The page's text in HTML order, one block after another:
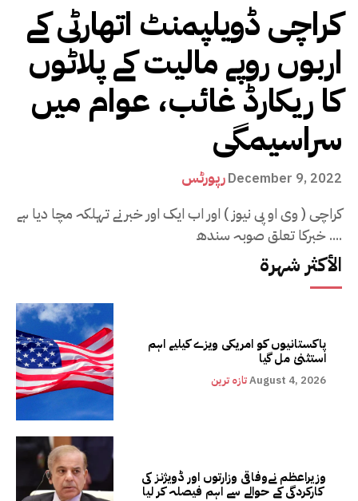
کراچی ڈویلپمنٹ اتھارٹی کے
اربوں روپے مالیت کے پلاٹوں
کا ریکارڈ غائب، عوام میں
سراسیمگی
رپورٹسDecember 9, 2022
کراچی ( وی او پی نیوز ) اور اب ایک اور خبر نے تہلکہ مچا دیا ہے
. خبرکا تعلق صوبہ سندھ...
الأكثر شهرة
پاکستانیوں کو امریکی ویزے کیلیے اہم
استثنیٰ مل گیا
تازہ ترینAugust 4, 2026
وزیراعظم نےوفاقی وزارتوں اور ڈویژنز کی
کارکردگی کے حوالے سے اہم فیصلہ کر لیا